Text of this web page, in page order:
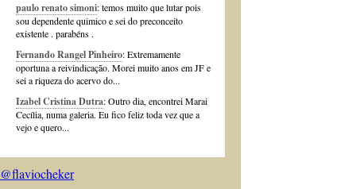
paulo renato simoni: temos muito que lutar pois
sou dependente quimico e sei do preconceito
existente . parabéns .
Fernando Rangel Pinheiro: Extremamente
oportuna a reivindicação. Morei muito anos em JF e
sei a riqueza do acervo do...
Izabel Cristina Dutra: Outro dia, encontrei Marai
Cecília, numa galeria. Eu fico feliz toda vez que a
vejo e quero...
@flaviocheker